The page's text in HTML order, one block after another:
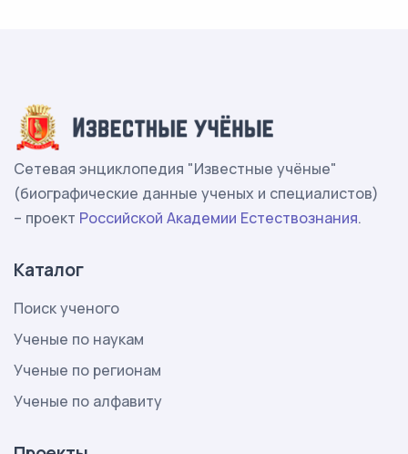
Сетевая энциклопедия "Известные учёные"
(биографические данные ученых и специалистов)
– проект Российской Академии Естествознания.
Каталог
Поиск ученого
Ученые по наукам
Ученые по регионам
Ученые по алфавиту